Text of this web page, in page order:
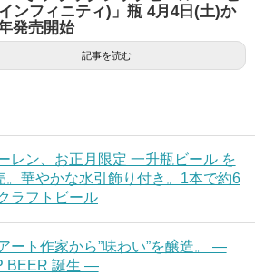
ンフィニティ)」瓶 4月4日(土)か
発売開始
記事を読む
レン、お正月限定 一升瓶ビール を
。華やかな水引飾り付き。1本で約6
ラフトビール
ート作家から”味わい”を醸造。 ―
BEER 誕生 ―